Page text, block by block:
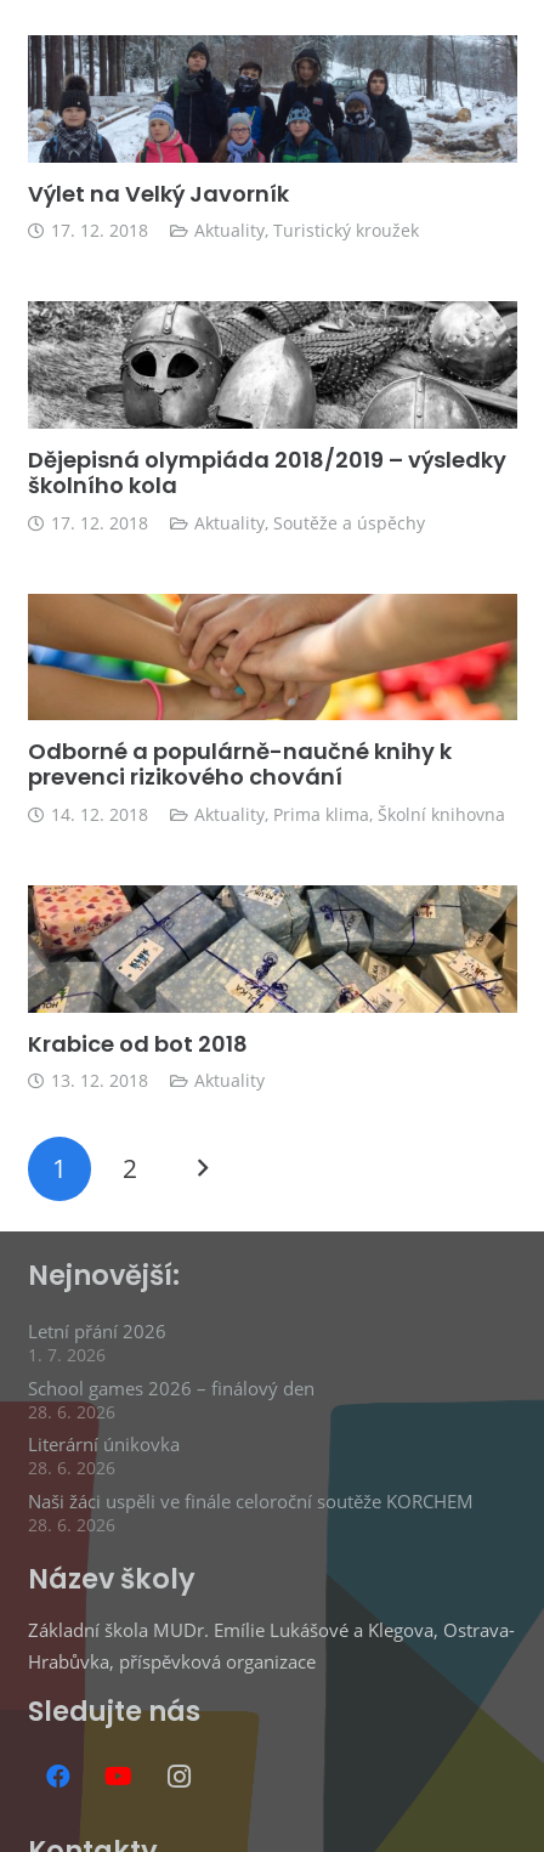
Výlet na Velký Javorník
17. 12. 2018 Aktuality,Turistický kroužek
Dějepisná olympiáda 2018/2019 – výsledky
školního kola
17. 12. 2018 Aktuality, Soutěže a úspěchy
Odborné a populárně-naučné knihy k
prevenci rizikového chování
14. 12. 2018 Aktuality, Prima klima, Školní knihovna
Krabice od bot 2018
13. 12. 2018 Aktuality
1 2
Nejnovější:
Letní přání 2026
1. 7. 2026
School games 2026 – finálový den
28. 6. 2026
Literární únikovka
28. 6. 2026
Naši žáci uspěli ve finále celoroční soutěže KORCHEM
28. 6. 2026
Název školy
Základní škola MUDr. Emílie Lukášové a Klegova, Ostrava-
Hrabůvka, příspěvková organizace
Sledujte nás